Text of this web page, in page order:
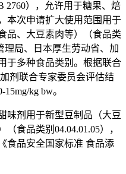
2760），允许用于糖果、焙
本次申请扩大使用范围用于
品、大豆素肉等）（食品类
理局、日本厚生劳动省、加
于多种食品类别。根据联合
剂联合专家委员会评估结
kg bw。
味剂用于新型豆制品（大豆
食品类别04.04.01.05），
食品安全国家标准 食品添